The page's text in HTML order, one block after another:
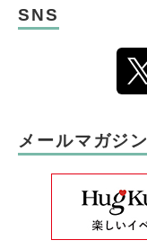
SNS
メールマガジン